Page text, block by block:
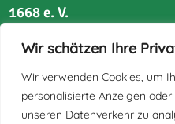
Wir schätzen Ihre
Wir verwenden Cookies, um
personalisierte Anzeigen
unseren Datenverkehr zu
1668 e. V.
Bruchstraße 21